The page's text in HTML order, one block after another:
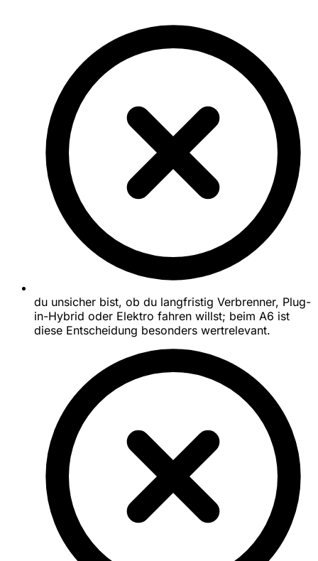
du unsicher bist, ob du langfristig Verbrenner, Plug-
in-Hybrid oder Elektro fahren willst; beim A6 ist
diese Entscheidung besonders wertrelevant.